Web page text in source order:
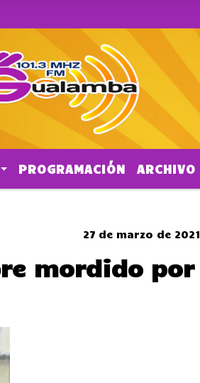
PROGRAMACIÓN ARCHIVO
27 de marzo de 2021
mordido por